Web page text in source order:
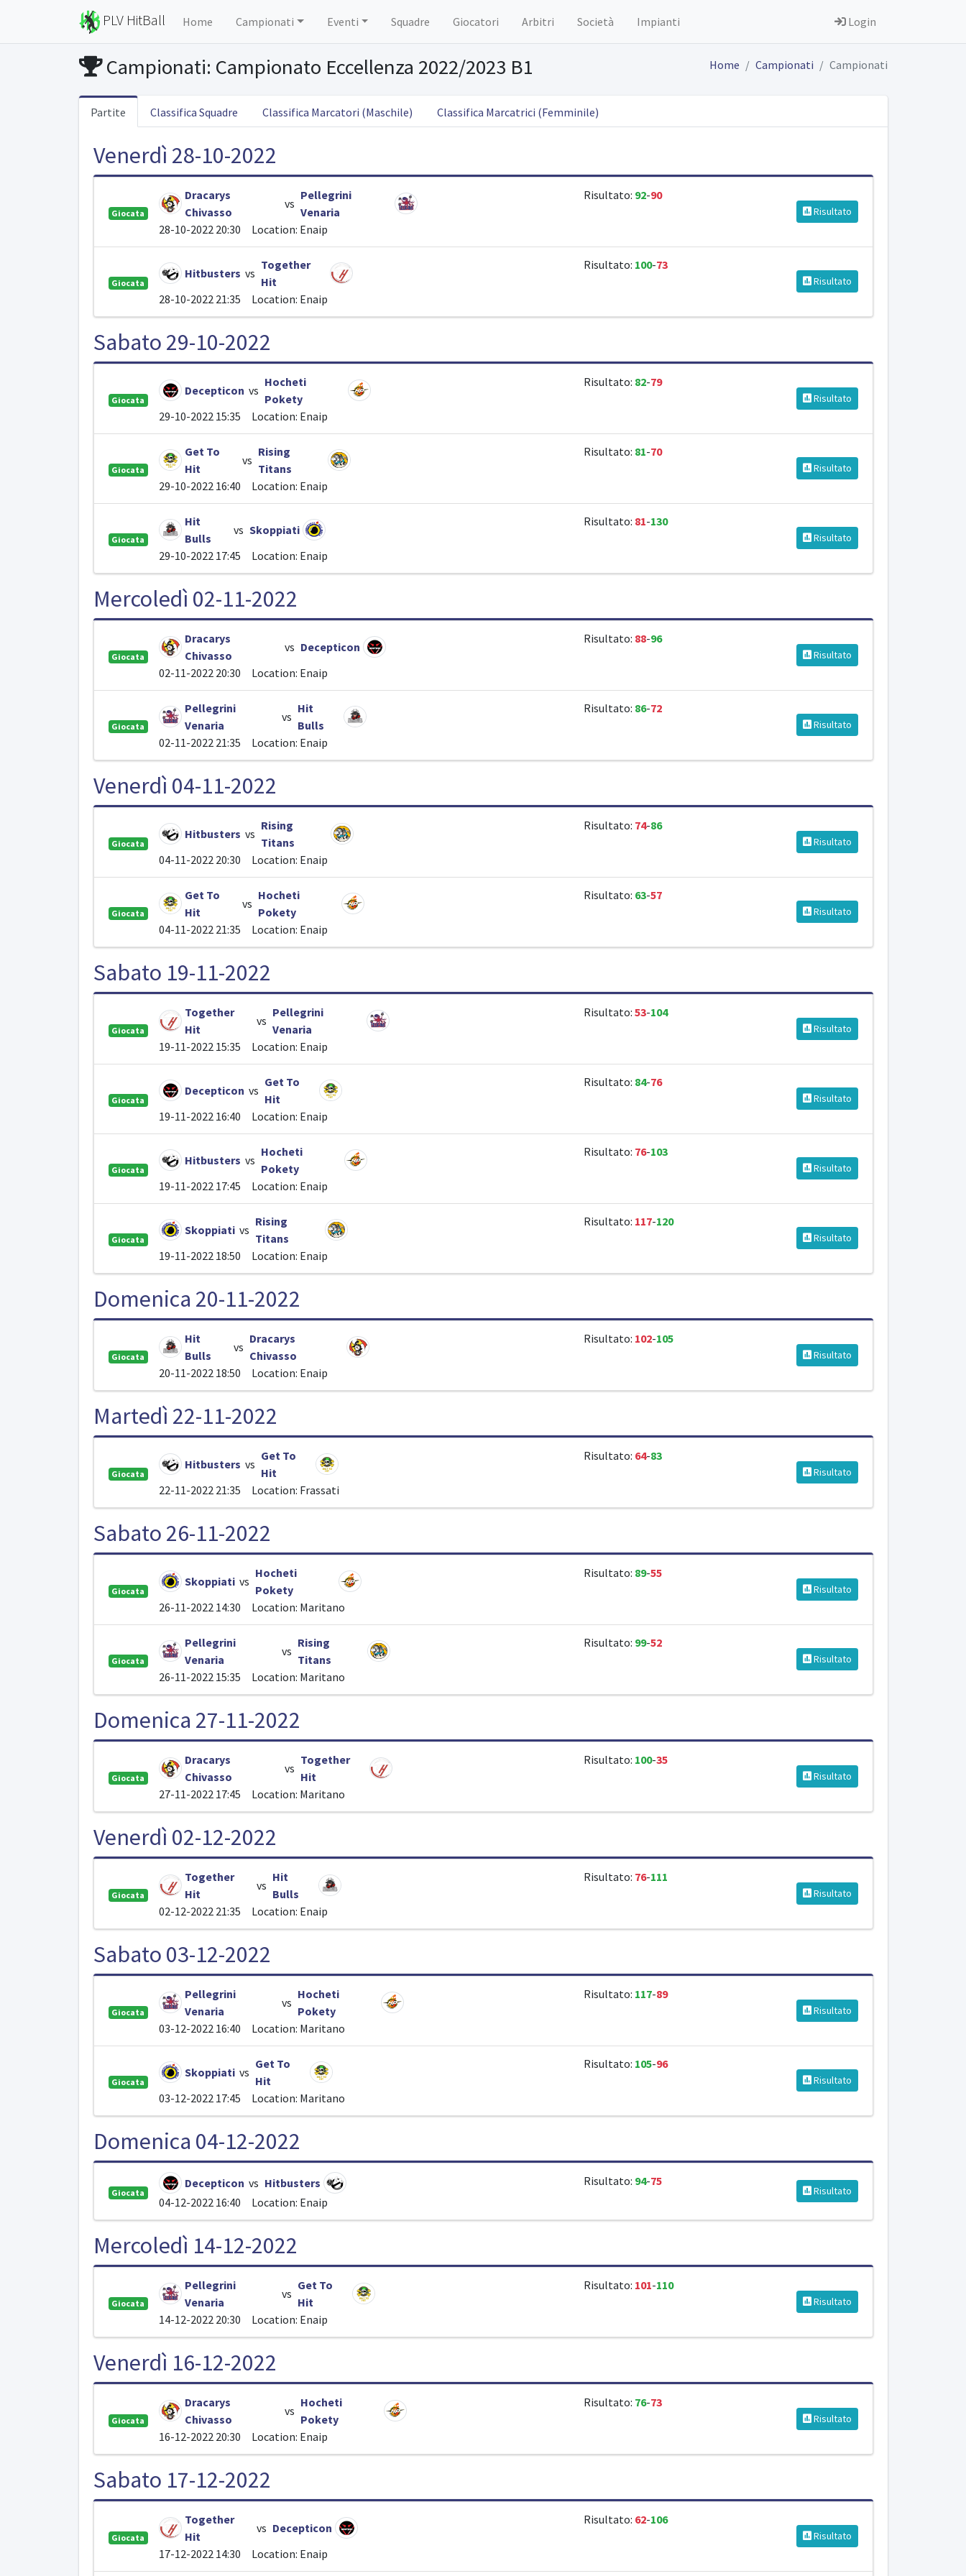
PLV HitBall Home Campionati Eventi Squadre Giocatori Arbitri Società Impianti Login
Campionati: Campionato Eccellenza 2022/2023 B1 Home Campionati Campionati
Partite Classifica Squadre Classifica Marcatori (Maschile) Classifica Marcatrici (Femminile)
Venerdì 28-10-2022
Giocata
Dracarys
Chivasso
vs
Pellegrini
Venaria
Risultato: 92-90
28-10-2022 20:30 Location: Enaip
Risultato
Giocata
Hitbusters vs
Together
Hit
Risultato: 100-73
28-10-2022 21:35 Location: Enaip
Risultato
Sabato 29-10-2022
Giocata
Decepticon vs
Hocheti
Pokety
Risultato: 82-79
29-10-2022 15:35 Location: Enaip
Risultato
Giocata
Get To
Hit
vs
Rising
Titans
Risultato: 81-70
29-10-2022 16:40 Location: Enaip
Risultato
Giocata
Hit
Bulls
vs Skoppiati
Risultato: 81-130
29-10-2022 17:45 Location: Enaip
Risultato
Mercoledì 02-11-2022
Giocata
Dracarys
Chivasso
vs Decepticon
Risultato: 88-96
02-11-2022 20:30 Location: Enaip
Risultato
Giocata
Pellegrini
Venaria
vs
Hit
Bulls
Risultato: 86-72
02-11-2022 21:35 Location: Enaip
Risultato
Venerdì 04-11-2022
Giocata
Hitbusters vs
Rising
Titans
Risultato: 74-86
04-11-2022 20:30 Location: Enaip
Risultato
Giocata
Get To
Hit
vs
Hocheti
Pokety
Risultato: 63-57
04-11-2022 21:35 Location: Enaip
Risultato
Sabato 19-11-2022
Giocata
Together
Hit
vs
Pellegrini
Venaria
Risultato:53-104
19-11-2022 15:35 Location: Enaip
Risultato
Giocata
Decepticon vs
Get To
Hit
Risultato: 84-76
19-11-2022 16:40 Location: Enaip
Risultato
Giocata
Hitbusters vs
Hocheti
Pokety
Risultato: 76-103
19-11-2022 17:45 Location: Enaip
Risultato
Giocata
Skoppiati vs
Rising
Titans
Risultato: 117-120
19-11-2022 18:50 Location: Enaip
Risultato
Domenica 20-11-2022
Giocata
Hit
Bulls
vs
Dracarys
Chivasso
Risultato: 102-105
20-11-2022 18:50 Location: Enaip
Risultato
Martedì 22-11-2022
Giocata
Hitbusters vs
Get To
Hit
Risultato: 64-83
22-11-2022 21:35 Location: Frassati
Risultato
Sabato 26-11-2022
Giocata
Skoppiati vs
Hocheti
Pokety
Risultato: 89-55
26-11-2022 14:30 Location: Maritano
Risultato
Giocata
Pellegrini
Venaria
vs
Rising
Titans
Risultato: 99-52
26-11-2022 15:35 Location: Maritano
Risultato
Domenica 27-11-2022
Giocata
Dracarys
Chivasso
vs
Together
Hit
Risultato: 100-35
27-11-2022 17:45 Location: Maritano
Risultato
Venerdì 02-12-2022
Giocata
Together
Hit
vs
Hit
Bulls
Risultato: 76-111
02-12-2022 21:35 Location: Enaip
Risultato
Sabato 03-12-2022
Giocata
Pellegrini
Venaria
vs
Hocheti
Pokety
Risultato: 117-89
03-12-2022 16:40 Location: Maritano
Risultato
Giocata
Skoppiati vs
Get To
Hit
Risultato: 105-96
03-12-2022 17:45 Location: Maritano
Risultato
Domenica 04-12-2022
Giocata
Decepticon vs Hitbusters Risultato: 94-75
04-12-2022 16:40
Location: Enaip
Risultato
Mercoledì 14-12-2022
Giocata
Pellegrini
Venaria
vs
Get To
Hit
Risultato: 101-110
14-12-2022 20:30 Location: Enaip
Risultato
Venerdì 16-12-2022
Giocata
Dracarys
Chivasso
vs
Hocheti
Pokety
Risultato: 76-73
16-12-2022 20:30 Location: Enaip
Risultato
Sabato 17-12-2022
Giocata
Together
Hit
vs Decepticon
Risultato: 62-106
17-12-2022 14:30 Location: Enaip
Risultato